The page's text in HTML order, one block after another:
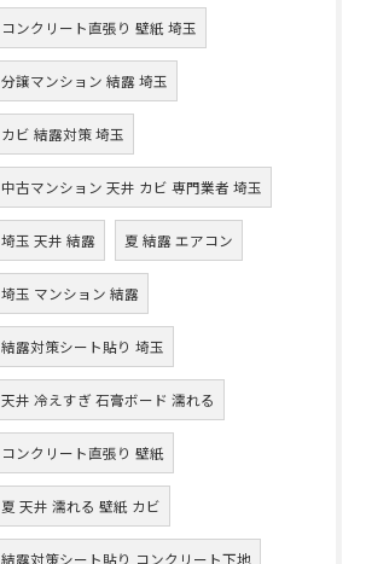
コンクリート直張り 壁紙 埼玉
分譲マンション 結露 埼玉
カビ 結露対策 埼玉
中古マンション 天井 カビ 専門業者 埼玉
埼玉 天井 結露 夏 結露 エアコン
埼玉 マンション 結露
結露対策シート貼り 埼玉
天井 冷えすぎ 石膏ボード 濡れる
コンクリート直張り 壁紙
夏 天井 濡れる 壁紙 カビ
結露対策シート貼り コンクリート下地